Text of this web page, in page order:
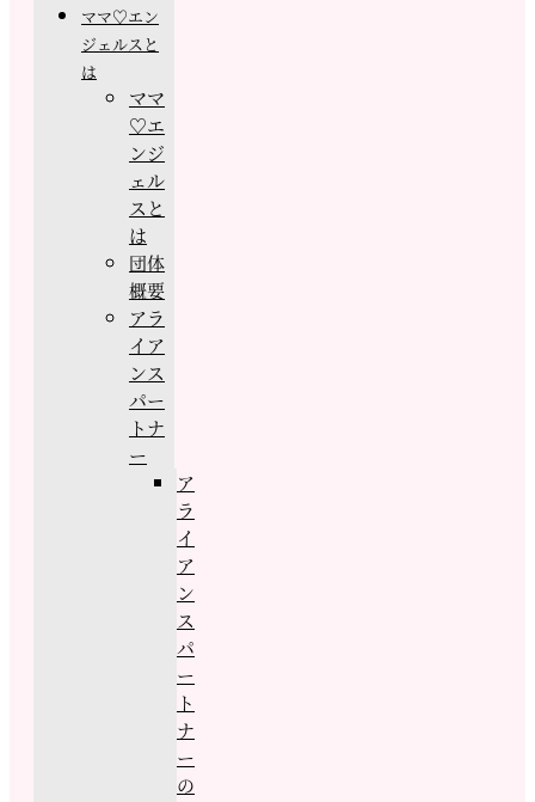
ママ♡エン
ジェルスと
は
ママ
♡エ
ンジ
ェル
スと
は
団体
概要
アラ
イア
ンス
パー
トナ
ー
ア
ラ
イ
ア
ン
ス
パ
ー
ト
ナ
ー
の